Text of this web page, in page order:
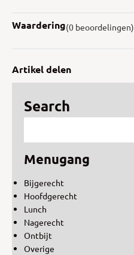
Waardering(0 beoordelingen)
Artikel delen
Search
Menugang
Bijgerecht
Hoofdgerecht
Lunch
Nagerecht
Ontbijt
Overige